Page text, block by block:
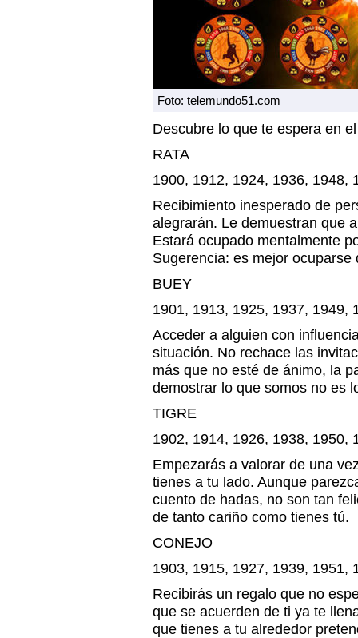
Foto: telemundo51.com
Descubre lo que te espera en
RATA
1900, 1912, 1924, 1936, 1948,
Recibimiento inesperado de
alegrarán. Le demuestran que
Estará ocupado mentalmente
Sugerencia: es mejor ocuparse
BUEY
1901, 1913, 1925, 1937, 1949,
Acceder a alguien con
situación. No rechace las
más que no esté de ánimo, la
demostrar lo que somos no es
TIGRE
1902, 1914, 1926, 1938, 1950,
Empezarás a valorar de una
tienes a tu lado. Aunque
cuento de hadas, no son tan
de tanto cariño como tienes tú.
CONEJO
1903, 1915, 1927, 1939, 1951,
Recibirás un regalo que no
que se acuerden de ti ya te
que tienes a tu alrededor